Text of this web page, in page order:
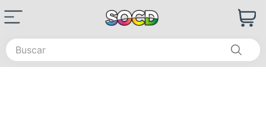
Buscar